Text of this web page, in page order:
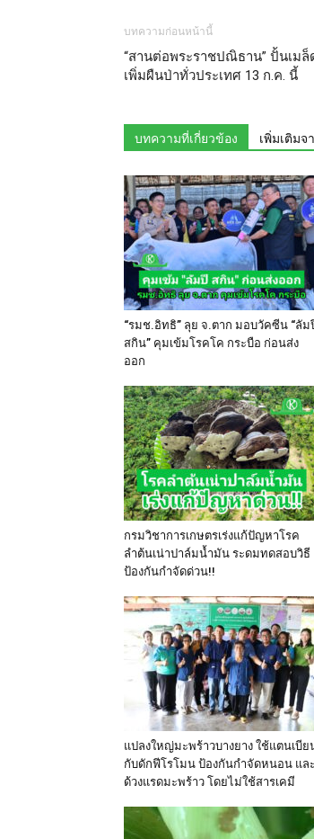
บทความก่อนหน้านี้
“สานต่อพระราชปณิธาน” ปั้นเม
เพิ่มผืนป่าทั่วประเทศ 13 ก.ค. นี้
บทความที่เกี่ยวข้อง เพิ่มเติมจ
“รมช.อิทธิ” ลุย จ.ตาก มอบวัคซีน “ลัม
สกิน” คุมเข้มโรคโค กระบือ ก่อนส่ง
ออก
กรมวิชาการเกษตรเร่งแก้ปัญหาโรค
ลำต้นเน่าปาล์มน้ำมัน ระดมทดสอบวิธี
ป้องกันกำจัดด่วน!!
แปลงใหญ่มะพร้าวบางยาง ใช้แตนเบีย
กับดักฟีโรโมน ป้องกันกำจัดหนอน และ
ด้วงแรดมะพร้าว โดยไม่ใช้สารเคมี